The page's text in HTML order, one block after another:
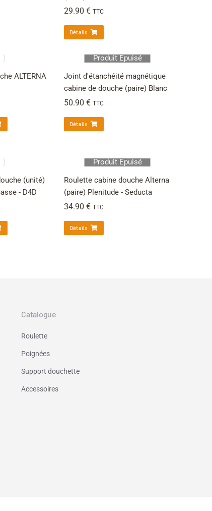
29.90 € TTC
Détails
ALTERNA
Produit Épuisé
Joint d'étanchéité magnétique
cabine de douche (paire) Blanc
50.90 € TTC
Détails
(unité)
- D4D
Produit Épuisé
Roulette cabine douche Alterna
(paire) Plenitude - Seducta
34.90 € TTC
Détails
Catalogue
Roulette
Poignées
Support douchette
Accessoires